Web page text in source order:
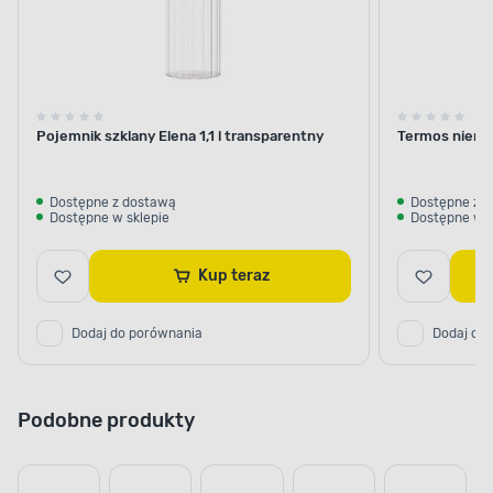
Pojemnik szklany Elena 1,1 l transparentny
Dostępne z dostawą
Dostępne w sklepie
Kup teraz
Dodaj do porównania
Termos
Dostępne z
Dostępne w
Dodaj do
Podobne produkty